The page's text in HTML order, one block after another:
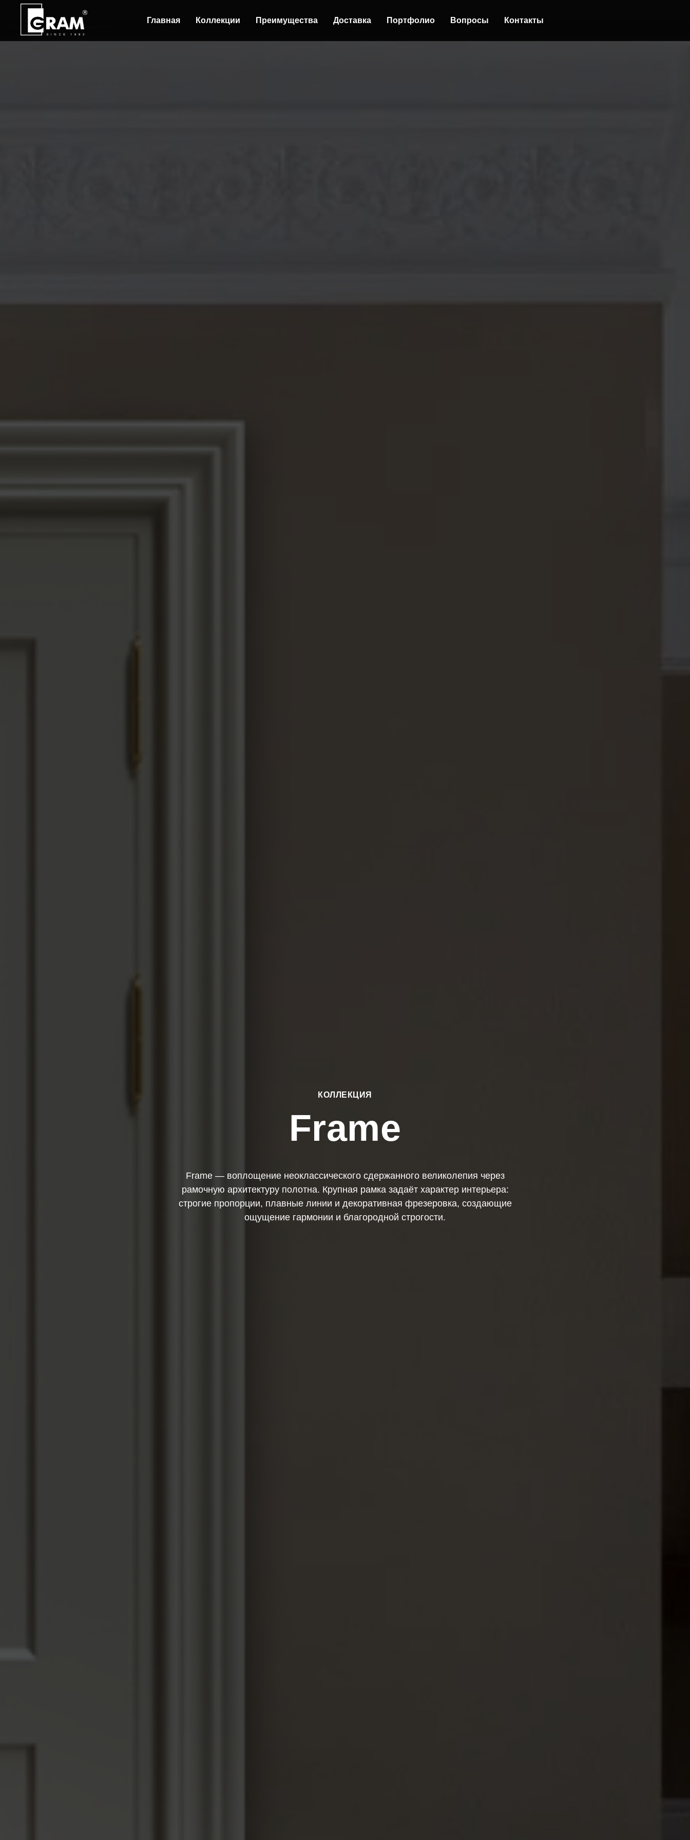
Главная Коллекции Преимущества Доставка Портфолио Вопросы Контакты
КОЛЛЕКЦИЯ
Frame
Frame — воплощение неоклассического сдержанного великолепия через
рамочную архитектуру полотна. Крупная рамка задаёт характер интерьера:
строгие пропорции, плавные линии и декоративная фрезеровка, создающие
ощущение гармонии и благородной строгости.